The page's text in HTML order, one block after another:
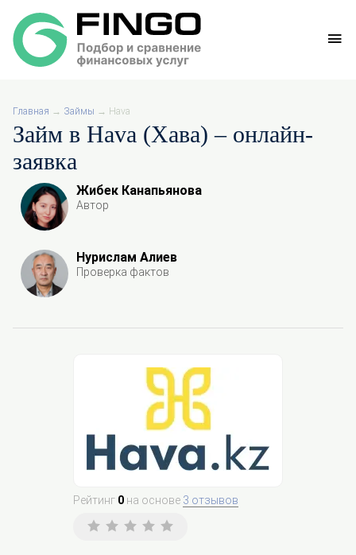
Главная → Займы → Hava
Займ в Hava (Хава) – онлайн-
заявка
Жибек Канапьянова
Автор
Нурислам Алиев
Проверка фактов
Рейтинг 0 на основе 3 отзывов